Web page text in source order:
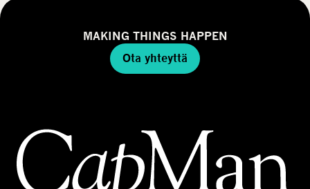
MAKING THINGS HAPPEN
Ota yhteyttä